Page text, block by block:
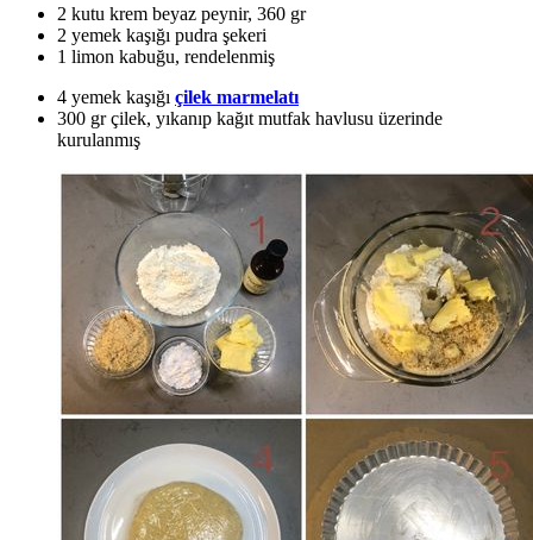
2 kutu krem beyaz peynir, 360 gr
2 yemek kaşığı pudra şekeri
1 limon kabuğu, rendelenmiş
4 yemek kaşığı çilek marmelatı
300 gr çilek, yıkanıp kağıt mutfak havlusu üzerinde
kurulanmış